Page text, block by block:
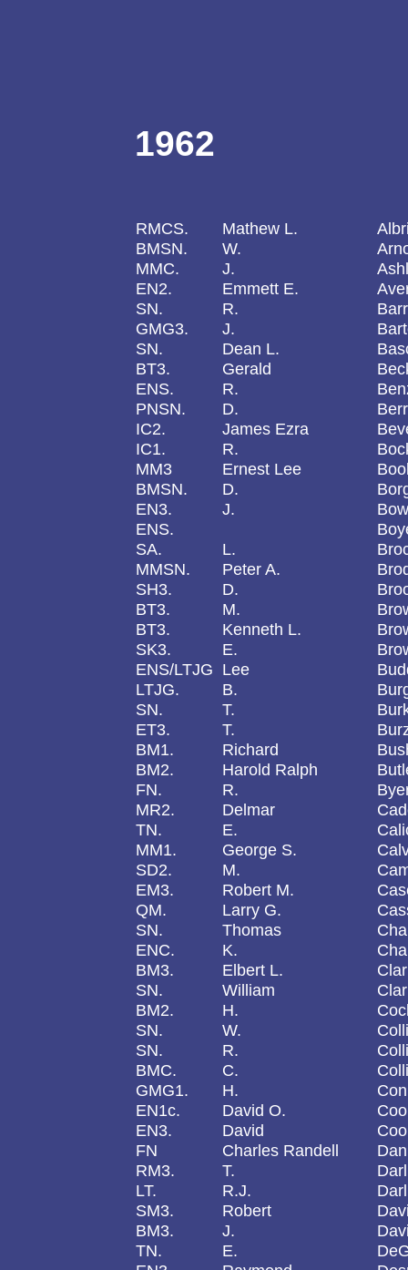
1962
RMCS. Mathew L.
BMSN.
W.
MMC.
J.
EN2.
Emmett E.
SN.
R.
GMG3.
J.
SN.
Dean L.
BT3.
Gerald
ENS.
R.
PNSN.
D.
IC2.
James Ezra
IC1.
R.
MM3
Ernest Lee
BMSN.
D.
EN3.
J.
ENS.
SA.
L.
MMSN.
Peter A.
SH3.
D.
BT3.
M.
BT3.
Kenneth L.
SK3.
E.
ENS/LTJG Lee
LTJG.
B.
SN.
T.
ET3.
T.
BM1.
Richard
BM2.
Harold Ralph
FN.
R.
MR2.
Delmar
TN.
E.
MM1.
George S.
SD2.
M.
EM3.
Robert M.
QM.
Larry G.
SN.
Thomas
ENC.
K.
BM3.
Elbert L.
SN.
William
BM2.
H.
SN.
W.
SN.
R.
BMC.
C.
GMG1.
H.
EN1c.
David O.
EN3.
David
FN
Charles Randell
RM3.
T.
LT.
R.J.
SM3.
Robert
BM3.
J.
TN.
E.